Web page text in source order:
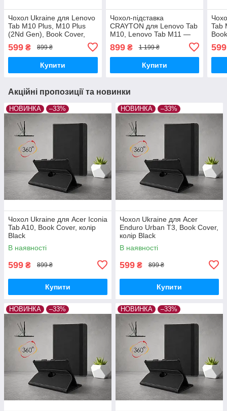
Чохол Ukraine для Lenovo
Tab M10 Plus, M10 Plus
(2Nd Gen), Book Cover,
599 ₴ 899 ₴
Купити
Чохол-підставка
CRAYTON для Lenovo Tab
M10, Lenovo Tab M11 —
збирання, колір
Карміновий
899₴ 1 199 ₴
Купити
Tab
599
Акційні пропозиції та новинки
НОВИНКА –33%
Чохол Ukraine для Acer Iconia
Tab A10, Book Cover, колір
Black
В наявності
599 ₴ 899 ₴
Купити
НОВИНКА –33%
Чохол Ukraine для Acer
Enduro Urban T3, Book Cover,
колір Black
В наявності
599 ₴ 899 ₴
Купити
НОВИНКА –33% НОВИНКА –33%